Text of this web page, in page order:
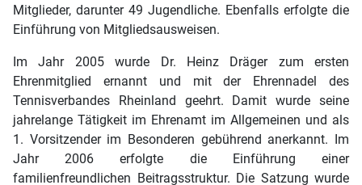
Mitglieder, darunter 49 Jugendliche. Ebenfalls erfolgte die
Einführung von Mitgliedsausweisen.
Im Jahr 2005 wurde Dr. Heinz Dräger zum ersten
Ehrenmitglied ernannt und mit der Ehrennadel des
Tennisverbandes Rheinland geehrt. Damit wurde seine
jahrelange Tätigkeit im Ehrenamt im Allgemeinen und als
1. Vorsitzender im Besonderen gebührend anerkannt. Im
Jahr 2006 erfolgte die Einführung einer
familienfreundlichen Beitragsstruktur. Die Satzung wurde